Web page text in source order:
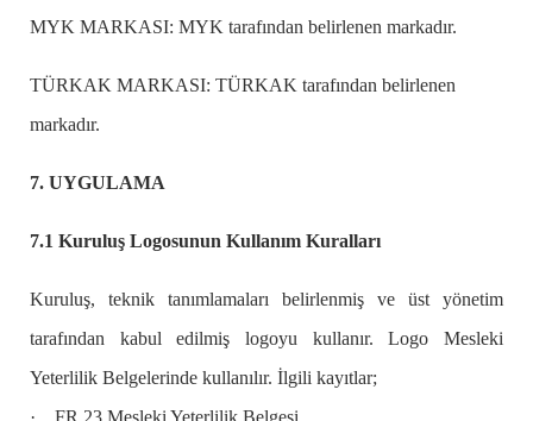
MYK MARKASI: MYK tarafından belirlenen markadır.
TÜRKAK MARKASI: TÜRKAK tarafından belirlenen
markadır.
7. UYGULAMA
7.1 Kuruluş Logosunun Kullanım Kuralları
Kuruluş, teknik tanımlamaları belirlenmiş ve üst yönetim
tarafından kabul edilmiş logoyu kullanır. Logo Mesleki
Yeterlilik Belgelerinde kullanılır. İlgili kayıtlar;